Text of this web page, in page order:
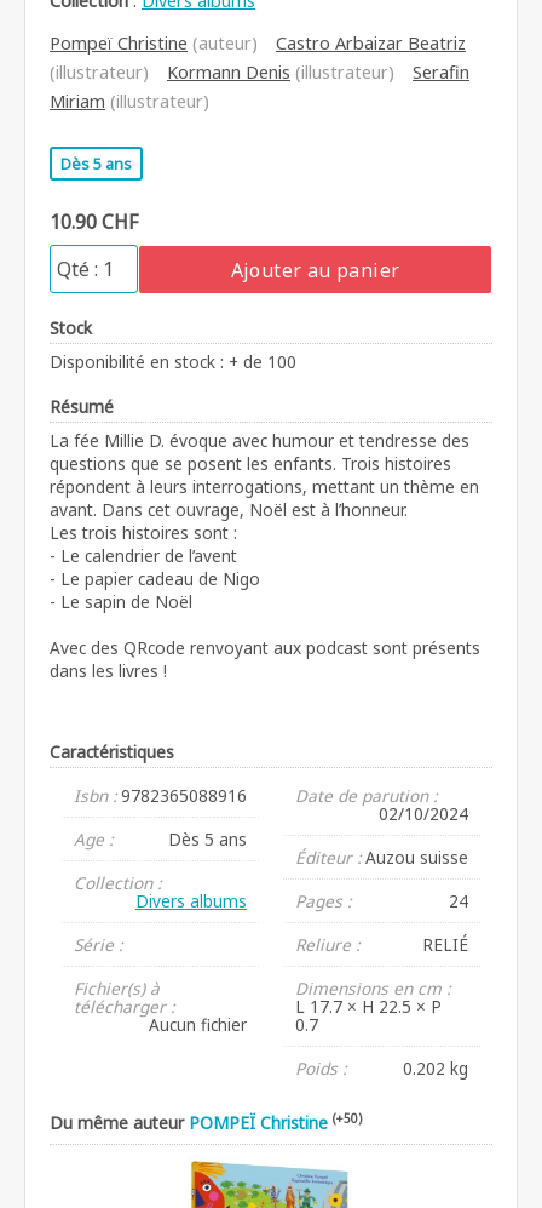
Pompeï Christine (auteur)
Castro Arbaizar Beatriz
(illustrateur)
Kormann Denis (illustrateur)
Serafin
Miriam (illustrateur)
Dès 5 ans
10.90 CHF
Ajouter au panier
Stock
Disponibilité en stock : + de 100
Résumé
La fée Millie D. évoque avec humour et tendresse des
questions que se posent les enfants. Trois histoires
répondent à leurs interrogations, mettant un thème en
avant. Dans cet ouvrage, Noël est à l’honneur.
Les trois histoires sont :
- Le calendrier de l’avent
- Le papier cadeau de Nigo
- Le sapin de Noël
Avec des QRcode renvoyant aux podcast sont présents
dans les livres !
Caractéristiques
Isbn :9782365088916
Age :
Dès 5 ans
Collection :
Divers albums
Série :
Fichier(s) à
télécharger :
Aucun fichier
Date de parution :
02/10/2024
Éditeur :Auzou suisse
Pages :
24
Reliure :
RELIÉ
Dimensions en cm :
L 17.7 × H 22.5 × P
0.7
Poids :
0.202 kg
Du même auteur POMPEÏ Christine (+50)